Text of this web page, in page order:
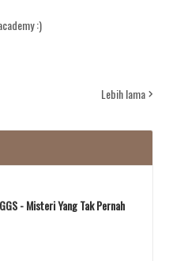
:)
Lebih lama
- Misteri Yang Tak Pernah